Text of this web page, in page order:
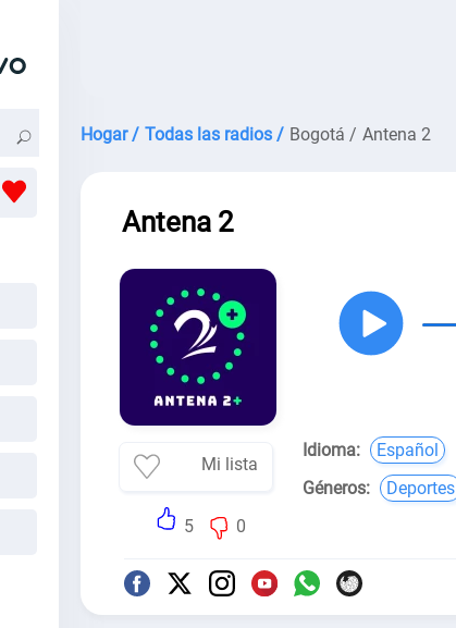
Hogar / Todas las radios / Bogotá / Antena 2
Antena 2
Mi lista
5 0
Idioma:
Español
Géneros:
Deportes